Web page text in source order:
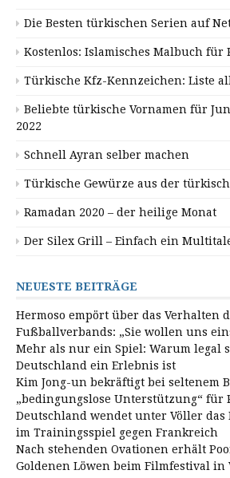
Die Besten türkischen Serien auf
Kostenlos: Islamisches Malbuch für
Türkische Kfz-Kennzeichen: Liste
Beliebte türkische Vornamen für
2022
Schnell Ayran selber machen
Türkische Gewürze aus der
Ramadan 2020 – der heilige Monat
Der Silex Grill – Einfach ein
NEUESTE BEITRÄGE
Hermoso empört über das Verhalten
Fußballverbands: „Sie wollen uns
Mehr als nur ein Spiel: Warum legal
Deutschland ein Erlebnis ist
Kim Jong-un bekräftigt bei seltenem
„bedingungslose Unterstützung“ für
Deutschland wendet unter Völler
im Trainingsspiel gegen Frankreich
Nach stehenden Ovationen erhält
Goldenen Löwen beim Filmfestival in